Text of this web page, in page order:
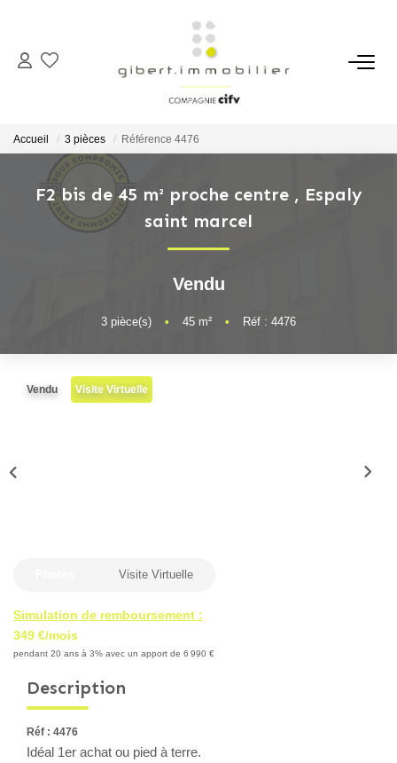
ACHETER
Maisons
Locaux Professionnels
Parkings
Immeubles
Terrains
Newsletters
Accueil 3 pièces Référence 4476
F2 bis de 45 m² proche centre , Espaly
saint marcel
Vendu
3 pièce(s) • 45 m² • Réf : 4476
Vendu Visite Virtuelle
Simulation de remboursement :
349 €/mois
pendant 20 ans à 3% avec un apport de 6 990 €
Visite Virtuelle
Description
Réf : 4476
Idéal 1er achat ou pied à terre.